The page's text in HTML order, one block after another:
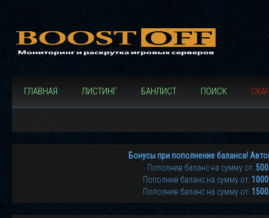
ГЛАВНАЯ ЛИСТИНГ БАНЛИСТ ПОИСК
Бонусы при пополнение баланса!
Пополнив баланс на сумму от:
Пополнив баланс на сумму от:
Пополнив баланс на сумму от: